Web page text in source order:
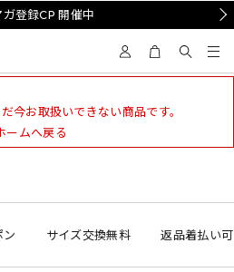
ガ登録CP 開催中
今お取扱いできない商品です。
ームへ戻る
サイズ交換無料 返品着払い可